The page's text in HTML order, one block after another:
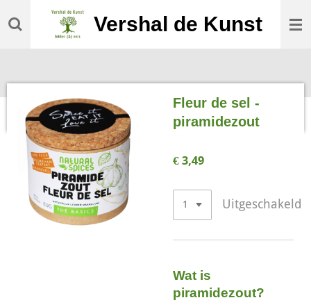
direct
Vershal de Kunst
Fleur de sel -
piramidezout
€ 3,49
Uitgeschakeld
Wat is
piramidezout?